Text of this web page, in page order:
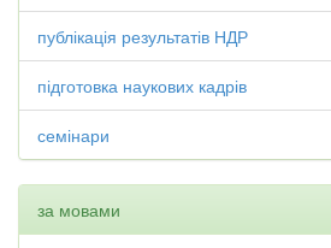
публікація результатів НДР
підготовка наукових кадрів
семінари
за мовами